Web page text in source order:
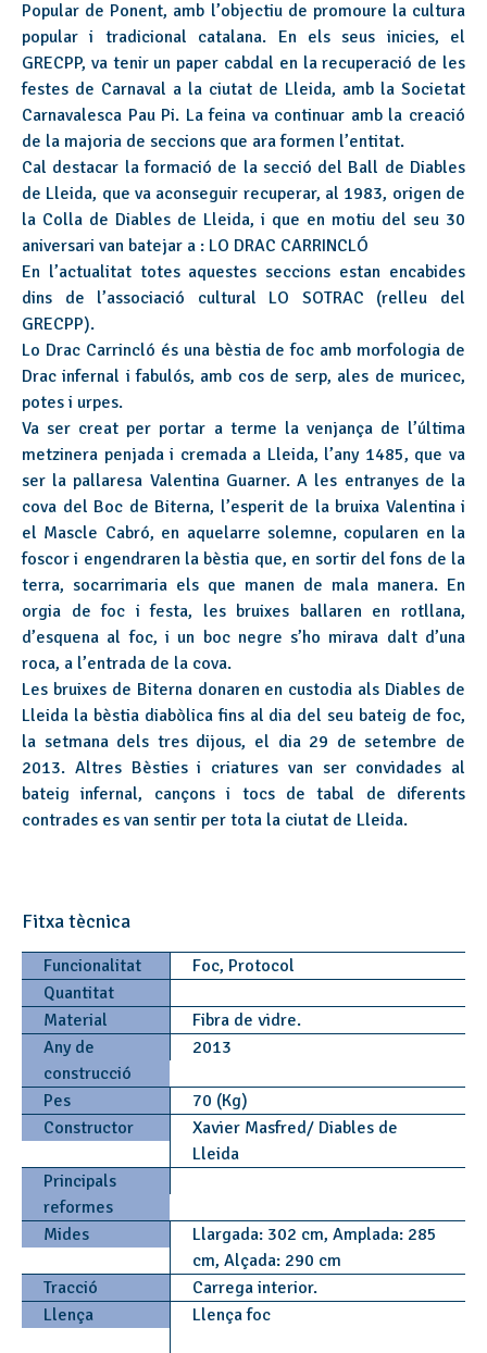
Popular de Ponent, amb l’objectiu de promoure la cultura
popular i tradicional catalana. En els seus inicies, el
GRECPP, va tenir un paper cabdal en la recuperació de les
festes de Carnaval a la ciutat de Lleida, amb la Societat
Carnavalesca Pau Pi. La feina va continuar amb la creació
de la majoria de seccions que ara formen l’entitat.
Cal destacar la formació de la secció del Ball de Diables
de Lleida, que va aconseguir recuperar, al 1983, origen de
la Colla de Diables de Lleida, i que en motiu del seu 30
aniversari van batejar a : LO DRAC CARRINCLÓ
En l’actualitat totes aquestes seccions estan encabides
dins de l’associació cultural LO SOTRAC (relleu del
GRECPP).
Lo Drac Carrincló és una bèstia de foc amb morfologia de
Drac infernal i fabulós, amb cos de serp, ales de muricec,
potes i urpes.
Va ser creat per portar a terme la venjança de l’última
metzinera penjada i cremada a Lleida, l’any 1485, que va
ser la pallaresa Valentina Guarner. A les entranyes de la
cova del Boc de Biterna, l’esperit de la bruixa Valentina i
el Mascle Cabró, en aquelarre solemne, copularen en la
foscor i engendraren la bèstia que, en sortir del fons de la
terra, socarrimaria els que manen de mala manera. En
orgia de foc i festa, les bruixes ballaren en rotllana,
d’esquena al foc, i un boc negre s’ho mirava dalt d’una
roca, a l’entrada de la cova.
Les bruixes de Biterna donaren en custodia als Diables de
Lleida la bèstia diabòlica fins al dia del seu bateig de foc,
la setmana dels tres dijous, el dia 29 de setembre de
2013. Altres Bèsties i criatures van ser convidades al
bateig infernal, cançons i tocs de tabal de diferents
contrades es van sentir per tota la ciutat de Lleida.
Fitxa tècnica
Funcionalitat
Foc, Protocol
Quantitat
Material
Fibra de vidre.
Any de
construcció
2013
Pes
70 (Kg)
Constructor
Xavier Masfred/ Diables de
Lleida
Principals
reformes
Mides
Llargada: 302 cm, Amplada: 285
cm, Alçada: 290 cm
Tracció
Carrega interior.
Llença
Llença foc